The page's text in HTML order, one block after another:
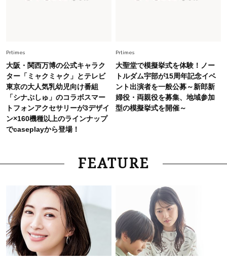
Prtimes
大阪・関西万博の公式キャラク
ター「ミャクミャク」とテレビ
東京の大人気乳幼児向け番組
「シナぷしゅ」のコラボスマー
トフォンアクセサリーが3デザイ
ン×160機種以上のラインナップ
でcaseplayから登場！
Prtimes
大聖堂で模擬挙式を体験！ノー
トルダム宇部が15周年記念イベ
ント出演者を一般公募～新郎新
婦役・両親役を募集、地域参加
型の模擬挙式を開催～
FEATURE